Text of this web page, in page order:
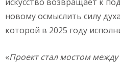
новому осмыслить силу
которой в 2025 году
«Проект стал мостом